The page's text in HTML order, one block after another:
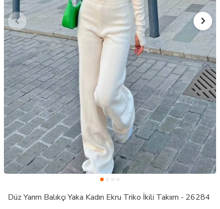
Düz Yarım Balıkçı Yaka Kadın Ekru Triko İkili Takıım - 26284